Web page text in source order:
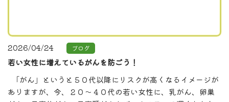
2026/04/24 ブログ
若い女性に増えているがんを防ごう！
「がん」というと５０代以降にリスクが高くなるイメージが
ありますが、今、２０～４０代の若い女性に、乳がん、卵巣